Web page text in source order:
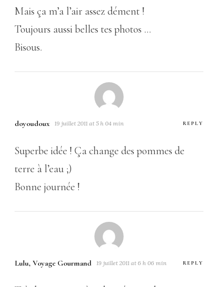
Mais ça m’a l’air assez dément !
Toujours aussi belles tes photos …
Bisous.
doyoudoux 19 juillet 2011 at 5 h 04 min REPLY
Superbe idée ! Ça change des pommes de
terre à l’eau ;)
Bonne journée !
Lulu, Voyage Gourmand 19 juillet 2011 at 6 h 06 min REPLY